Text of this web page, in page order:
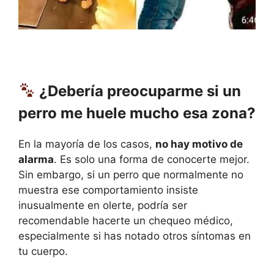
¿Debería preocuparme si un
perro me huele mucho esa zona?
En la mayoría de los casos, no hay motivo de
alarma. Es solo una forma de conocerte mejor.
Sin embargo, si un perro que normalmente no
muestra ese comportamiento insiste
inusualmente en olerte, podría ser
recomendable hacerte un chequeo médico,
especialmente si has notado otros síntomas en
tu cuerpo.